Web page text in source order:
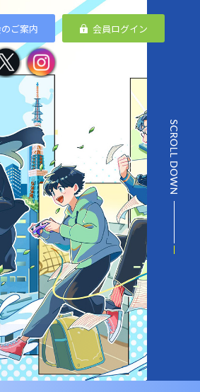
ご案内 会員ログイン